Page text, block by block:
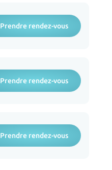
Prendre rendez-vous
Prendre rendez-vous
Prendre rendez-vous